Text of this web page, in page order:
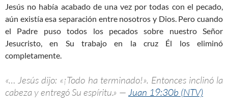
Jesús no había acabado de una vez por todas con el pecado,
aún existía esa separación entre nosotros y Dios. Pero cuando
el Padre puso todos los pecados sobre nuestro Señor
Jesucristo, en Su trabajo en la cruz Él los eliminó
completamente.
«… Jesús dijo: «¡Todo ha terminado!». Entonces inclinó la
cabeza y entregó Su espíritu.» — Juan 19:30b (NTV)